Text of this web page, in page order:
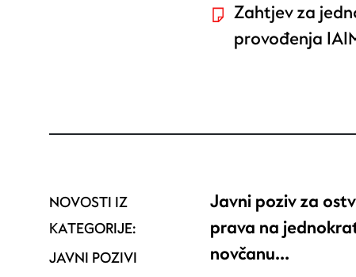
Zahtjev za
provođenja
NOVOSTI IZ
KATEGORIJE:
JAVNI POZIVI
Javni poziv za
prava na
novčanu…